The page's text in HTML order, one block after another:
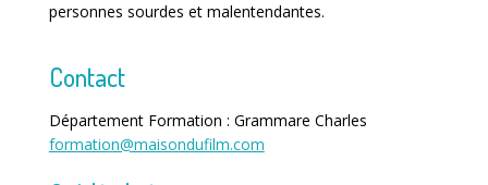
personnes sourdes et malentendantes.
Contact
Département Formation : Grammare Charles
formation@maisondufilm.com